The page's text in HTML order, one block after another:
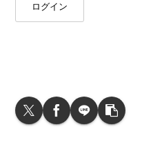
ログイン